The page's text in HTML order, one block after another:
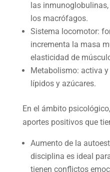
las
los macrófagos.
Sistema locomotor:
incrementa la masa
elasticidad de
Metabolismo: activa
lípidos y azúcares.
En el ámbito
aportes positivos que
Aumento de la
disciplina es ideal
tienen conflictos